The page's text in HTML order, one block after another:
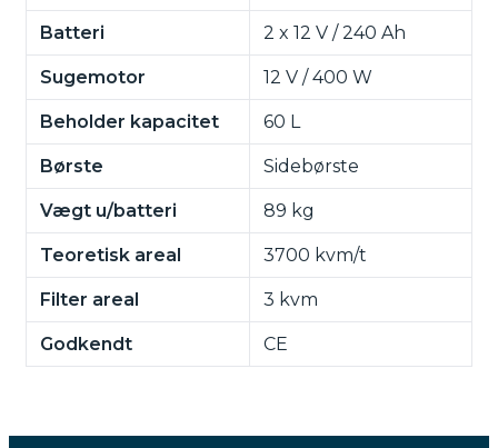
Batteri 2 x 12 V / 240 Ah
Sugemotor 12 V / 400 W
Beholder kapacitet 60 L
Børste Sidebørste
Vægt u/batteri 89 kg
Teoretisk areal 3700 kvm/t
Filter areal 3 kvm
Godkendt CE